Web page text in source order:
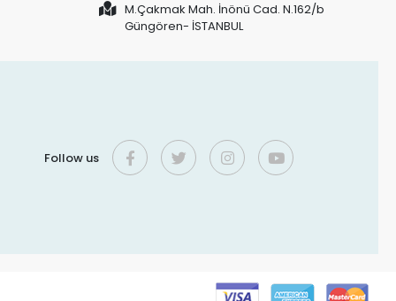
M.Çakmak Mah. İnönü Cad. N.162/b
Güngören- İSTANBUL
Follow us